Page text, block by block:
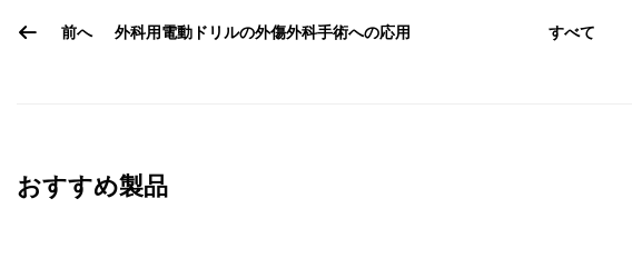
前へ 外科用電動ドリルの外傷外科手術への応用 すべて
おすすめ製品